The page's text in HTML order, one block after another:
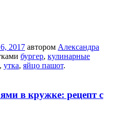
2017 автором Александра
бургер, кулинарные
, утка, яйцо пашот.
в кружке: рецепт с